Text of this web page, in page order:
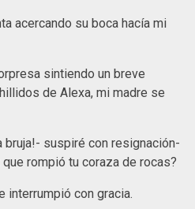
acercando su boca hacía mi
sintiendo un breve
de Alexa, mi madre se
bruja!- suspiré con resignación-
rompió tu coraza de rocas?
interrumpió con gracia.